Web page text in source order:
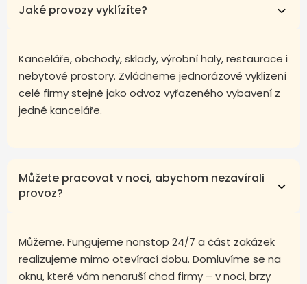
Jaké provozy vyklízíte?
Kanceláře, obchody, sklady, výrobní haly, restaurace i
nebytové prostory. Zvládneme jednorázové vyklizení
celé firmy stejně jako odvoz vyřazeného vybavení z
jedné kanceláře.
Můžete pracovat v noci, abychom nezavírali
provoz?
Můžeme. Fungujeme nonstop 24/7 a část zakázek
realizujeme mimo otevírací dobu. Domluvíme se na
oknu, které vám nenaruší chod firmy – v noci, brzy